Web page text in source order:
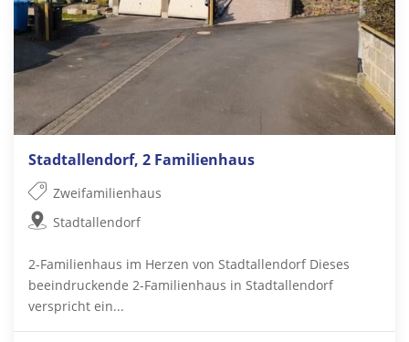
Stadtallendorf, 2 Familienhaus
Zweifamilienhaus
Stadtallendorf
2-Familienhaus im Herzen von Stadtallendorf Dieses
beeindruckende 2-Familienhaus in Stadtallendorf
verspricht ein...